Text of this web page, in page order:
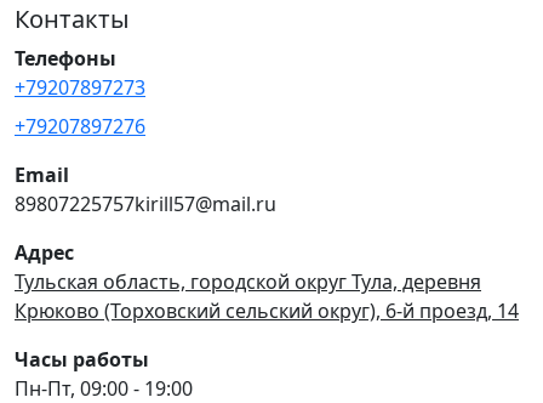
Контакты
Телефоны
+79207897273
+79207897276
Email
89807225757kirill57@mail.ru
Адрес
Тульская область, городской округ Тула, деревня
Крюково (Торховский сельский округ), 6-й проезд, 14
Часы работы
Пн-Пт, 09:00 - 19:00